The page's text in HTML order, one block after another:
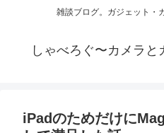
雑談ブログ。ガジェット・
しゃべろぐ〜カメラ
iPadのためだけに